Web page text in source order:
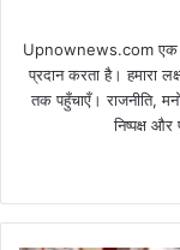
Upnownews.com एक
प्रदान करता है। हमारा
तक पहुँचाएँ। राजनीति,
निष्पक्ष